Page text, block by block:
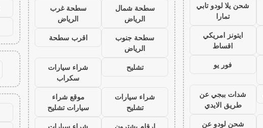
شحن يلا لودو تابي
تمارا
ايتونز امريكي
اقساط
فور يو
شدات ببجي عن
طريق الايدي
شحن لودو عن
سطحة شمال
الرياض
سطحة غرب
الرياض
سطحة جنوب
الرياض
اقرب سطحة
تشليح
شراء سيارات
سكراب
شراء سيارات
تشليح
موقع شراء
سيارات تشليح